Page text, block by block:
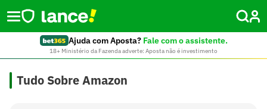
Ajuda com Aposta? Fale com o assistente.
18+ Ministério da Fazenda adverte: Aposta não é investimento
Tudo Sobre Amazon